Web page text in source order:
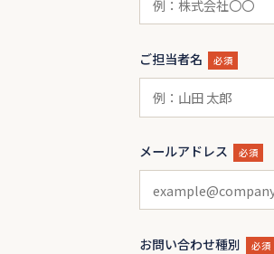
ご担当者名 必須
メールアドレス 必須
お問い合わせ種別 必須